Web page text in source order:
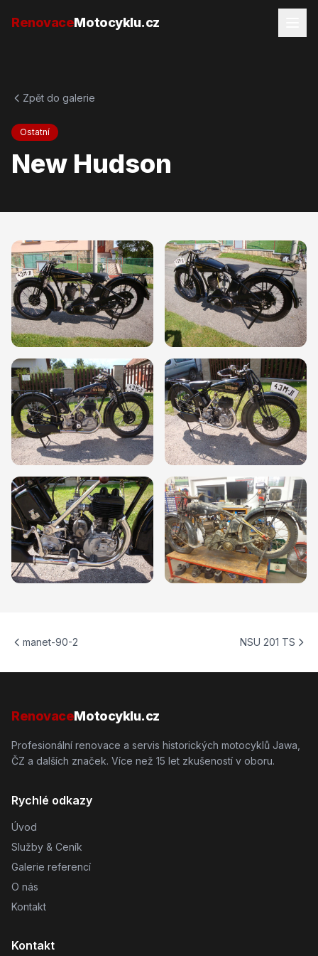
RenovaceMotocyklu.cz
Zpět do galerie
Ostatní
New Hudson
manet-90-2 NSU 201 TS
RenovaceMotocyklu.cz
Profesionální renovace a servis historických motocyklů Jawa,
ČZ a dalších značek. Více než 15 let zkušeností v oboru.
Rychlé odkazy
Úvod
Služby & Ceník
Galerie referencí
O nás
Kontakt
Kontakt